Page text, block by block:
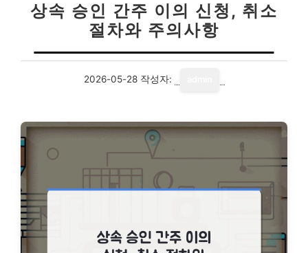
상속 승인 간주 이의 신청, 취소
절차와 주의사항
2026-05-28 작성자: